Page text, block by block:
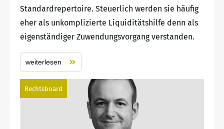
Standardrepertoire. Steuerlich werden sie häufig
eher als unkomplizierte Liquiditätshilfe denn als
eigenständiger Zuwendungsvorgang verstanden.
weiterlesen
Rechtsboard